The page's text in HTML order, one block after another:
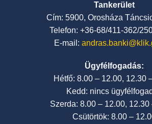
Tankerület
Cím: 5900, Orosháza
Telefon: +36-68/411-362/
E-mail:
Ügyfélfogadás:
Hétfő: 8.00 – 12.00, 12.30
Kedd: nincs
Szerda: 8.00 – 12.00, 12.30
Csütörtök: 8.00 –